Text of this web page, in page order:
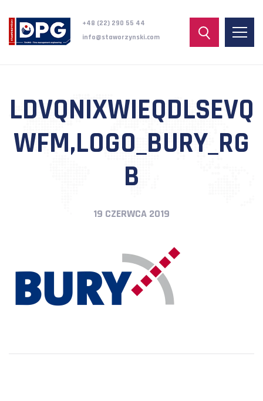
+48 (22) 290 55 44
info@staworzynski.com
LDVQNIXWIEQDLSEVQ
WFM,LOGO_BURY_RG
B
19 CZERWCA 2019